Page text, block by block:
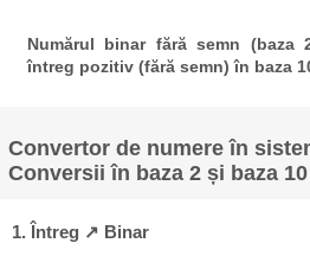
Numărul binar fără semn (baza
întreg pozitiv (fără semn) în baza
Convertor de numere în
Conversii în baza 2 și baza
1. Întreg ↗ Binar